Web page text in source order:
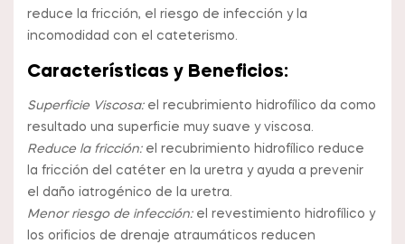
reduce la fricción, el riesgo de infección y la
incomodidad con el cateterismo.
Características y Beneficios:
Superficie Viscosa:el recubrimiento hidrofílico da como
resultado una superficie muy suave y viscosa.
Reduce la fricción:el recubrimiento hidrofílico reduce
la fricción del catéter en la uretra y ayuda a prevenir
el daño iatrogénico de la uretra.
Menor riesgo de infección:el revestimiento hidrofílico y
los orificios de drenaje atraumáticos reducen